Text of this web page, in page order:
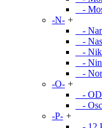
-
-N- +
-
-
-
-
-
-O- +
-
-
-P- +